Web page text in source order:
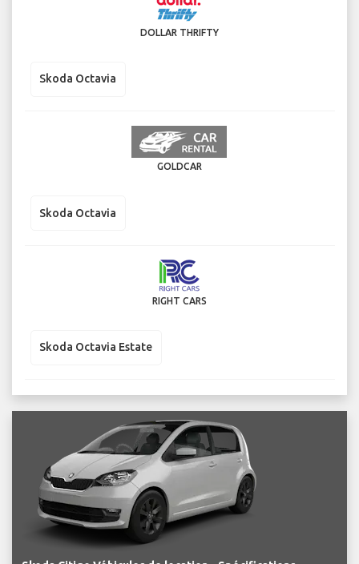
DOLLAR THRIFTY
Skoda Octavia
GOLDCAR
Skoda Octavia
RIGHT CARS
Skoda Octavia Estate